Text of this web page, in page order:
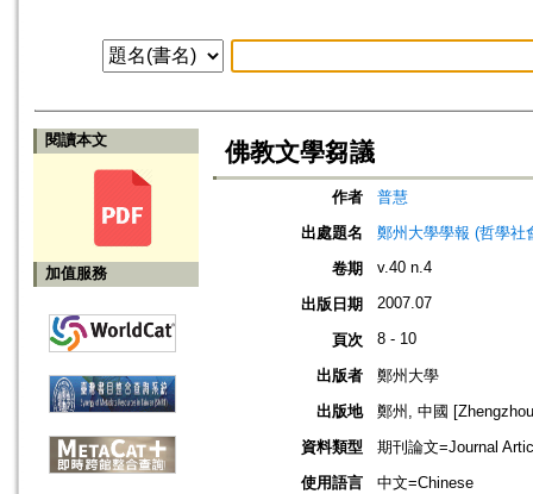
閱讀本文
加值服務
佛教文學芻議
作者
普慧
出處題名
鄭州大學學報 (哲學社
卷期
v.40 n.4
出版日期 2007.07
頁次 8 - 10
出版者
鄭州大學
出版地
鄭州, 中國
資料類型
期刊論文=Journal
使用語言
中文=Chinese